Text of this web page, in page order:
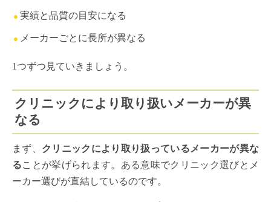
実績と品質の目安になる
メーカーごとに長所が異なる
1つずつ見ていきましょう。
クリニックにより取り扱いメーカーが異
なる
まず、 クリニックにより取り扱っているメーカーが異な
ることが挙げられます。ある意味でクリニック選びとメ
ーカー選びが直結しているのです。